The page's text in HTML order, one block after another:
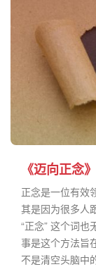
《迈向正念》
正念是一位有效
其是因为很多人
“正念” 这个词
事是这个方法旨
不是清空头脑